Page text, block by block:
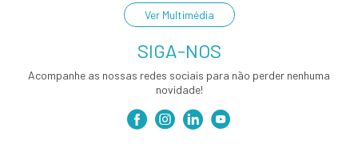
Ver Multimédia
SIGA-NOS
Acompanhe as nossas redes sociais para não perder nenhuma
novidade!